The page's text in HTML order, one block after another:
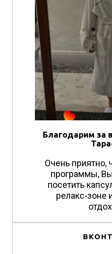
Благодарим за
Очень приятно,
программы,
посетить
релакс-зоне